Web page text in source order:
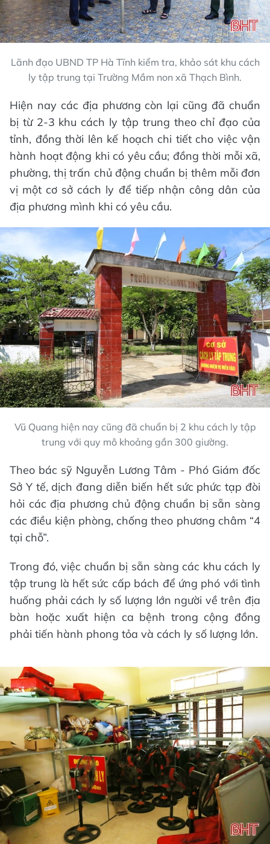
Lãnh đạo UBND TP Hà Tĩnh kiểm tra, khảo sát khu cách
ly tập trung tại Trường Mầm non xã Thạch Bình.
Hiện nay các địa phương còn lại cũng đã chuẩn
bị từ 2-3 khu cách ly tập trung theo chỉ đạo của
tỉnh, đồng thời lên kế hoạch chi tiết cho việc vận
hành hoạt động khi có yêu cầu; đồng thời mỗi xã,
phường, thị trấn chủ động chuẩn bị thêm mỗi đơn
vị một cơ sở cách ly để tiếp nhận công dân của
địa phương mình khi có yêu cầu.
Vũ Quang hiện nay cũng đã chuẩn bị 2 khu cách ly tập
trung với quy mô khoảng gần 300 giường.
Theo bác sỹ Nguyễn Lương Tâm - Phó Giám đốc
Sở Y tế, dịch đang diễn biến hết sức phức tạp đòi
hỏi các địa phương chủ động chuẩn bị sẵn sàng
các điều kiện phòng, chống theo phương châm “4
tại chỗ”.
Trong đó, việc chuẩn bị sẵn sàng các khu cách ly
tập trung là hết sức cấp bách để ứng phó với tình
huống phải cách ly số lượng lớn người về trên địa
bàn hoặc xuất hiện ca bệnh trong cộng đồng
phải tiến hành phong tỏa và cách ly số lượng lớn.